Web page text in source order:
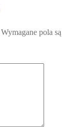
Wymagane pola są